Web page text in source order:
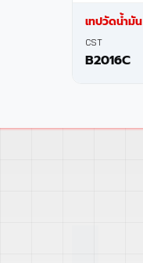
เทปวัดน้ำมัน
CST
B2016C